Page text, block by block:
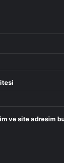
ve site adresim